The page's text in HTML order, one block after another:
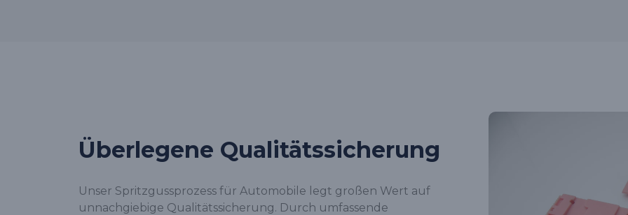
Überlegene Qualitätssicherung
Unser Spritzgussprozess für Automobile legt großen Wert auf
unnachgiebige Qualitätssicherung. Durch umfassende